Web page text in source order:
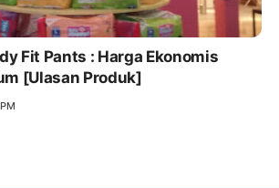
Fit Pants : Harga Ekonomis
[Ulasan Produk]